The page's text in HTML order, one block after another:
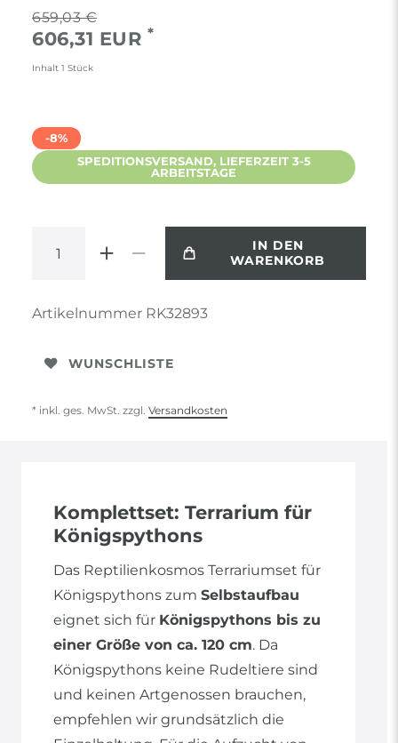
659,03 €
606,31 EUR *
Inhalt 1 Stück
-8%
SPEDITIONSVERSAND, LIEFERZEIT 3-5
ARBEITSTAGE
IN DEN
WARENKORB
Artikelnummer RK32893
WUNSCHLISTE
* inkl. ges. MwSt. zzgl. Versandkosten
Komplettset: Terrarium für
Königspythons
Das Reptilienkosmos Terrariumset für
Königspythons zum Selbstaufbau
eignet sich für Königspythons bis zu
einer Größe von ca. 120 cm. Da
Königspythons keine Rudeltiere sind
und keinen Artgenossen brauchen,
empfehlen wir grundsätzlich die